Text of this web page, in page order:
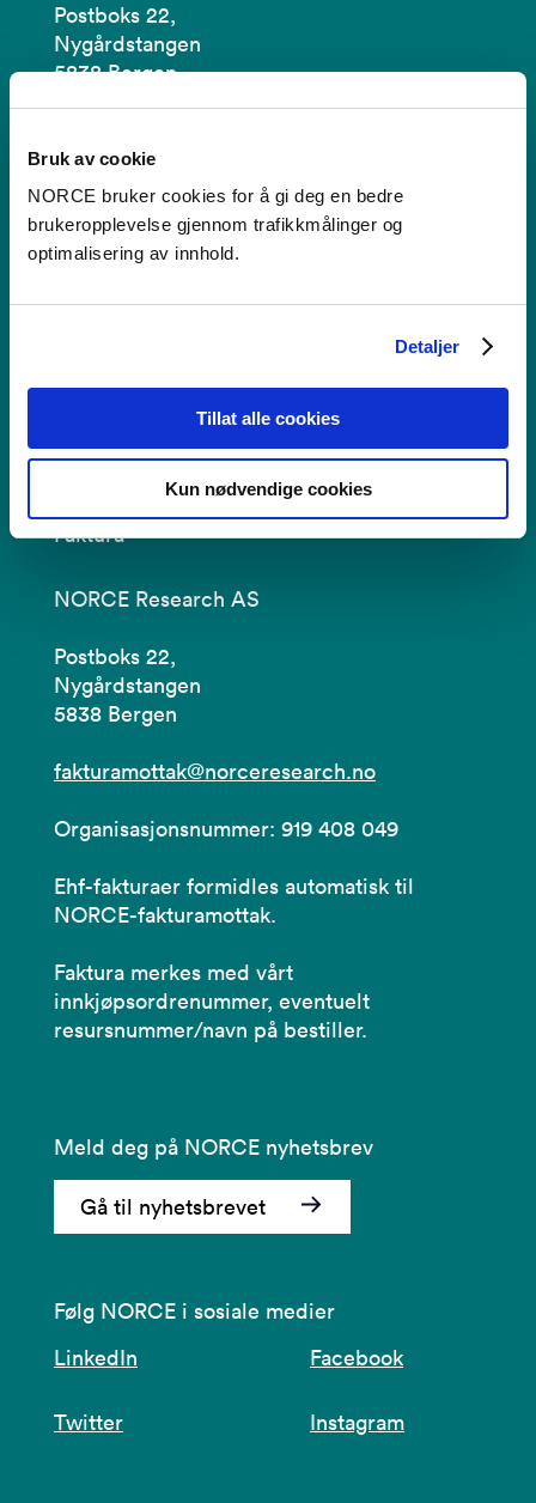
Bruk av cookie
NORCE bruker cookies for å gi deg en bedre
brukeropplevelse gjennom trafikkmålinger og
optimalisering av innhold.
Detaljer
Tillat alle cookies
Kun nødvendige cookies
Postboks 22,
Nygårdstangen
5838 Bergen
post@norceresearch.no
Se alle våre lokasjoner
Tilgjengelighetserklæring
Personvern i NORCE
Faktura
NORCE Research AS
Postboks 22,
Nygårdstangen
5838 Bergen
fakturamottak@norceresearch.no
Organisasjonsnummer: 919 408 049
Ehf-fakturaer formidles automatisk til
NORCE-fakturamottak.
Faktura merkes med vårt
innkjøpsordrenummer, eventuelt
resursnummer/navn på bestiller.
Meld deg på NORCE nyhetsbrev
Gå til nyhetsbrevet
Følg NORCE i sosiale medier
LinkedIn
Facebook
Twitter Instagram